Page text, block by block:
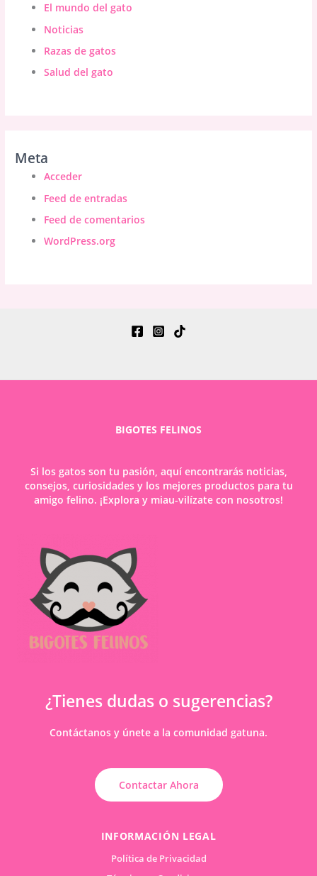
El mundo del gato
Noticias
Razas de gatos
Salud del gato
Meta
Acceder
Feed de entradas
Feed de comentarios
WordPress.org
BIGOTES FELINOS
Si los gatos son tu pasión, aquí encontrarás noticias,
consejos, curiosidades y los mejores productos para tu
amigo felino. ¡Explora y miau-vilízate con nosotros!
¿Tienes dudas o sugerencias?
Contáctanos y únete a la comunidad gatuna.
Contactar Ahora
INFORMACIÓN LEGAL
Política de Privacidad